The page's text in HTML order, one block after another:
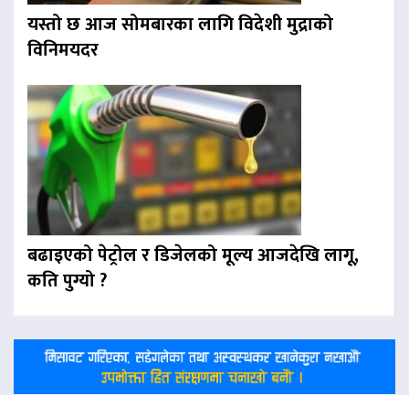
यस्तो छ आज सोमबारका लागि विदेशी मुद्राको
विनिमयदर
बढाइएको पेट्रोल र डिजेलको मूल्य आजदेखि लागू,
कति पुग्यो ?